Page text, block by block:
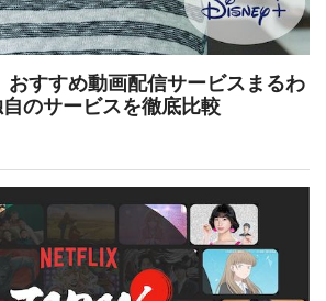
おすすめ動画配信サービスまるわ
のサービスを徹底比較